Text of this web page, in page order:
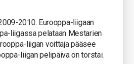
2010. Eurooppa-liigaan
liigassa pelataan Mestarien
liigan voittaja pääsee
liigan pelipäivä on torstai.